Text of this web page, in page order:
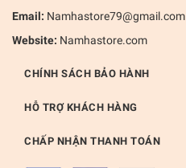
Email: Namhastore79@gmail.com
Website: Namhastore.com
CHÍNH SÁCH BẢO HÀNH
HỖ TRỢ KHÁCH HÀNG
CHẤP NHẬN THANH TOÁN